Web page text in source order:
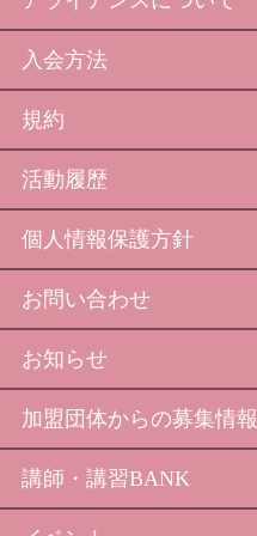
入会方法
規約
活動履歴
個人情報保護方針
お問い合わせ
お知らせ
加盟団体からの募集情報
講師・講習BANK